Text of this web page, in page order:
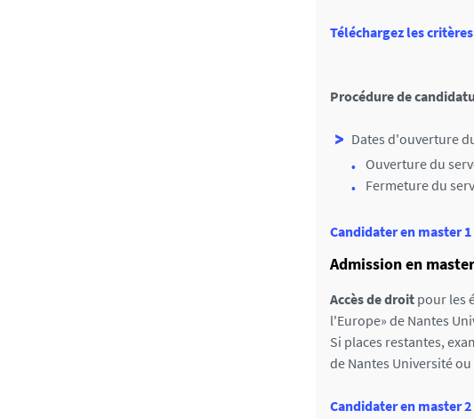
Téléchargez les
Procédure de
Dates d'ouverture
Ouverture du
Fermeture du
Candidater en master 1
Admission en
Accès de droit pour les
l'Europe» de Nantes
Si places restantes,
de Nantes Université
Candidater en master 2